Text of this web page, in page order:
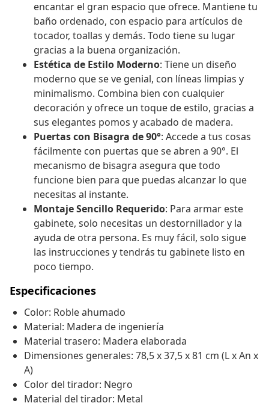
encantar el gran espacio que ofrece. Mantiene tu
baño ordenado, con espacio para artículos de
tocador, toallas y demás. Todo tiene su lugar
gracias a la buena organización.
Estética de Estilo Moderno: Tiene un diseño
moderno que se ve genial, con líneas limpias y
minimalismo. Combina bien con cualquier
decoración y ofrece un toque de estilo, gracias a
sus elegantes pomos y acabado de madera.
Puertas con Bisagra de 90°: Accede a tus cosas
fácilmente con puertas que se abren a 90°. El
mecanismo de bisagra asegura que todo
funcione bien para que puedas alcanzar lo que
necesitas al instante.
Montaje Sencillo Requerido: Para armar este
gabinete, solo necesitas un destornillador y la
ayuda de otra persona. Es muy fácil, solo sigue
las instrucciones y tendrás tu gabinete listo en
poco tiempo.
Especificaciones
Color: Roble ahumado
Material: Madera de ingeniería
Material trasero: Madera elaborada
Dimensiones generales: 78,5 x 37,5 x 81 cm (L x An x
A)
Color del tirador: Negro
Material del tirador: Metal